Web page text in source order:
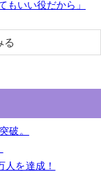
もいい役だから」
る
破。
を達成！